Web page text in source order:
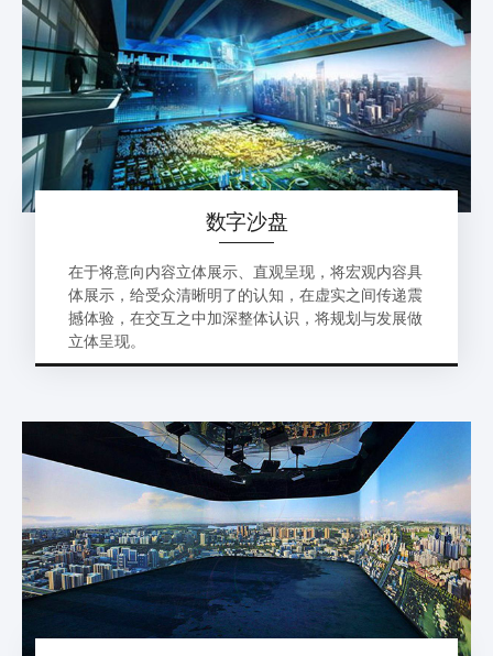
数字沙盘
在于将意向内容立体展示、直观呈现，将宏观内容具
体展示，给受众清晰明了的认知，在虚实之间传递震
撼体验，在交互之中加深整体认识，将规划与发展做
立体呈现。